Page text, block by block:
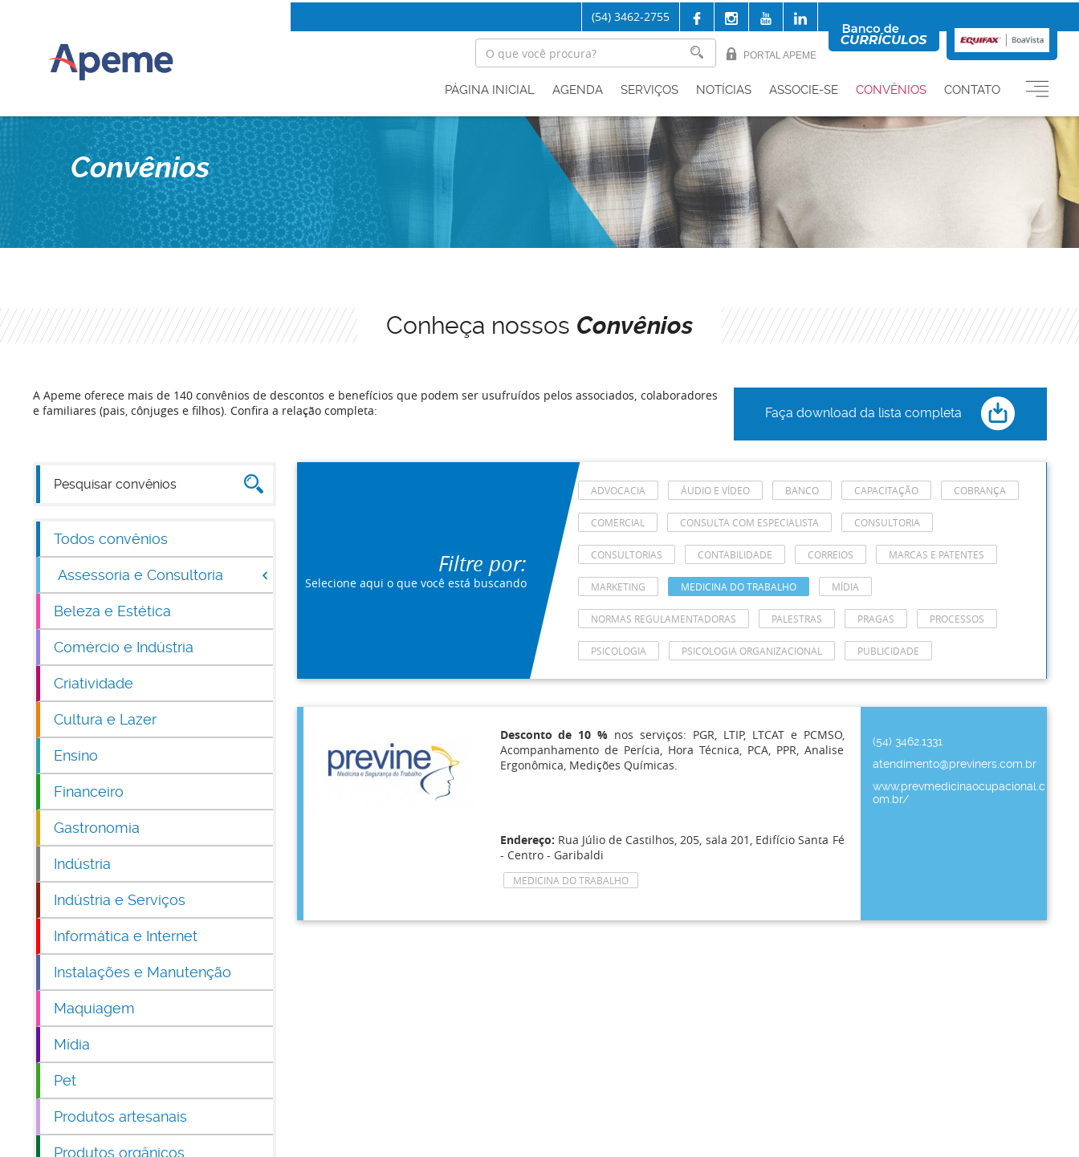
(54) 3462-2755
PORTAL APEME
PÁGINA INICIAL AGENDA SERVIÇOS NOTÍCIAS ASSOCIE-SE CONVÊNIOS CONTATO
Convênios
Conheça nossos Convênios
A Apeme oferece mais de 140 convênios de descontos e benefícios que podem ser usufruídos pelos associados, colaboradores
e familiares (pais, cônjuges e filhos). Confira a relação completa:
Faça download da lista completa
Todos convênios
Assessoria e Consultoria
Beleza e Estética
Comércio e Indústria
Criatividade
Cultura e Lazer
Ensino
Financeiro
Gastronomia
Indústria
Indústria e Serviços
Informática e Internet
Instalações e Manutenção
Maquiagem
Mídia
Pet
Produtos artesanais
Produtos orgânicos
Filtre por:
Selecione aqui o que você está buscando
ADVOCACIA ÁUDIO E VÍDEO BANCO CAPACITAÇÃO COBRANÇA
COMERCIAL CONSULTA COM ESPECIALISTA CONSULTORIA
CONSULTORIAS CONTABILIDADE CORREIOS MARCAS E PATENTES
MARKETING MEDICINA DO TRABALHO MÍDIA
NORMAS REGULAMENTADORAS PALESTRAS PRAGAS PROCESSOS
PSICOLOGIA PSICOLOGIA ORGANIZACIONAL PUBLICIDADE
Desconto de 10 % nos serviços: PGR, LTIP, LTCAT e PCMSO,
Acompanhamento de Perícia, Hora Técnica, PCA, PPR, Analise
Ergonômica, Medições Químicas.
Endereço: Rua Júlio de Castilhos, 205, sala 201, Edifício Santa Fé
- Centro - Garibaldi
MEDICINA DO TRABALHO
(54) 3462.1331
atendimento@previners.com.br
www.prevmedicinaocupacional.c
om.br/